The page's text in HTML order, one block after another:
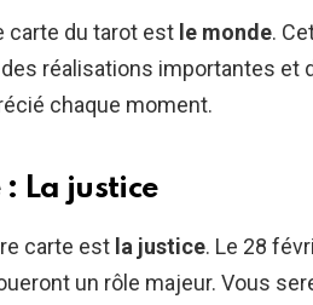
carte du tarot est le monde.
des réalisations importantes
chaque moment.
: La justice
carte est la justice. Le 28
un rôle majeur. Vous